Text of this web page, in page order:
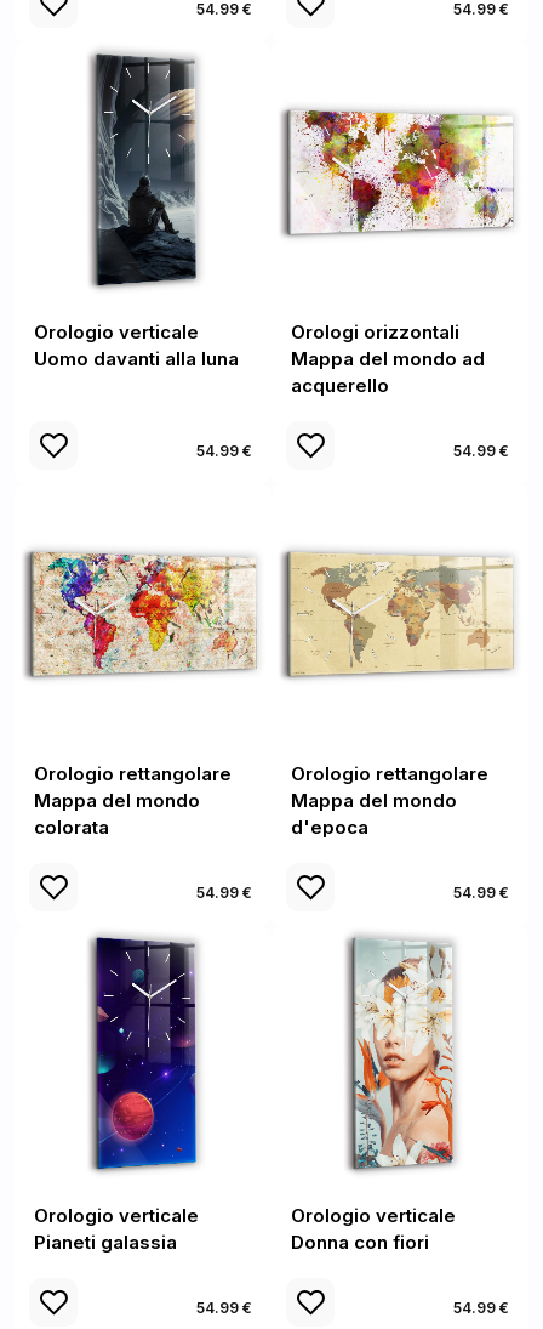
54.99 € 54.99 €
Orologio verticale
Uomo davanti alla luna
54.99 €
Orologi orizzontali
Mappa del mondo ad
acquerello
54.99 €
Orologio rettangolare
Mappa del mondo
colorata
54.99 €
Orologio rettangolare
Mappa del mondo
d'epoca
54.99 €
Orologio verticale
Pianeti galassia
54.99 €
Orologio verticale
Donna con fiori
54.99 €